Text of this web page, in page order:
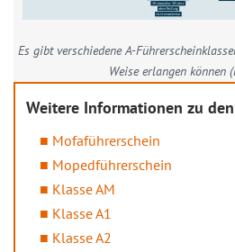
Es gibt verschiedene A-
Weise erlangen können
Weitere Informationen zu
Mofaführerschein
Mopedführerschein
Klasse AM
Klasse A1
Klasse A2